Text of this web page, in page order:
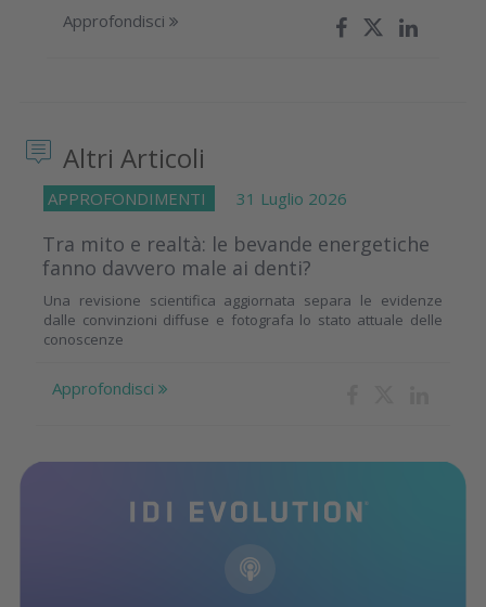
Approfondisci
Altri Articoli
APPROFONDIMENTI 31 Luglio 2026
Tra mito e realtà: le bevande energetiche
fanno davvero male ai denti?
Una revisione scientifica aggiornata separa le evidenze
dalle convinzioni diffuse e fotografa lo stato attuale delle
conoscenze
Approfondisci